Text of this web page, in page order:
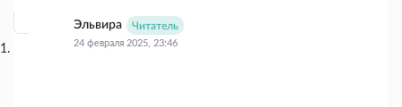
Эльвира Читатель
24 февраля 2025, 23:46